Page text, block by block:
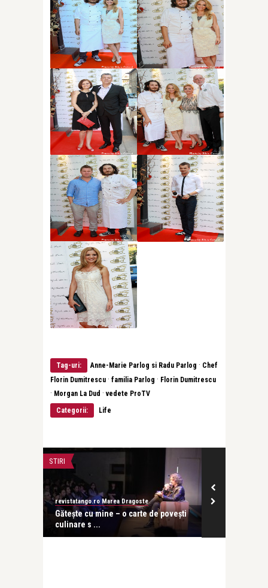
Tag-uri: Anne-Marie Parlog si Radu Parlog · Chef
Florin Dumitrescu · familia Parlog · Florin Dumitrescu
· Morgan La Dud ·vedete ProTV
Categorii:
Life
STIRI
revistatango.ro Marea Dragoste
Gătește cu mine – o carte de povești
culinare s ...